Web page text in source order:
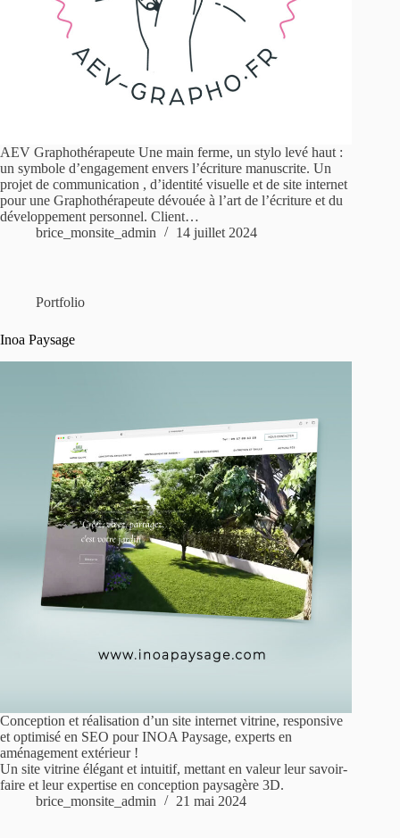
AEV Graphothérapeute Une main ferme, un stylo levé haut :
un symbole d’engagement envers l’écriture manuscrite. Un
projet de communication , d’identité visuelle et de site internet
pour une Graphothérapeute dévouée à l’art de l’écriture et du
développement personnel. Client…
brice_monsite_admin
14 juillet 2024
Portfolio
Inoa Paysage
Conception et réalisation d’un site internet vitrine, responsive
et optimisé en SEO pour INOA Paysage, experts en
aménagement extérieur !
Un site vitrine élégant et intuitif, mettant en valeur leur savoir-
faire et leur expertise en conception paysagère 3D.
brice_monsite_admin
21 mai 2024